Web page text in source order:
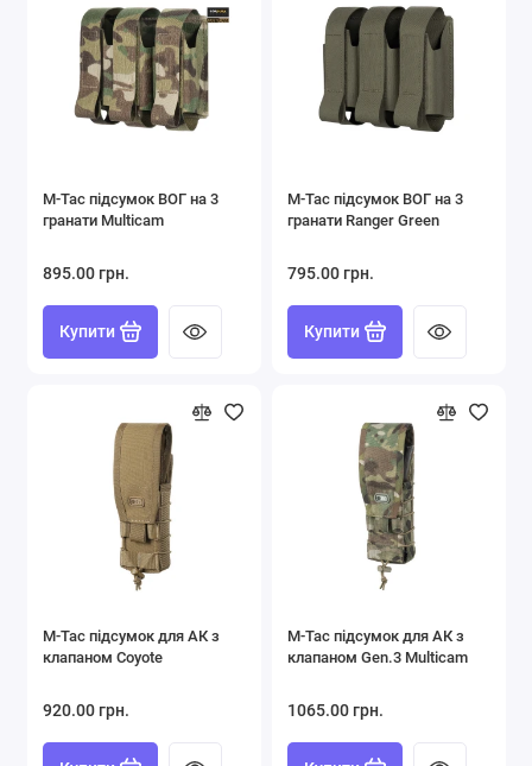
Підсумки
Плитоноски (Plate Carrier)
РПС, Ременно-Плечові Системи
M-Tac підсумок ВОГ на 3
гранати Multicam
895.00 грн.
Купити
M-Tac підсумок ВОГ на 3
гранати Ranger Green
795.00 грн.
Купити
M-Tac підсумок для АК з
клапаном Coyote
920.00 грн.
M-Tac підсумок для АК з
клапаном Gen.3 Multicam
1065.00 грн.